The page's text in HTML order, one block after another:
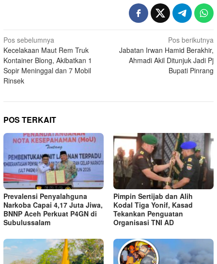
Navigasi
pos
Pos sebelumnya
Kecelakaan Maut Rem Truk
Kontainer Blong, Akibatkan 1
Sopir Meninggal dan 7 Mobil
Rinsek
Pos berikutnya
Jabatan Irwan Hamid Berakhir,
Ahmadi Akil Ditunjuk Jadi Pj
Bupati Pinrang
POS TERKAIT
Prevalensi Penyalahguna
Narkoba Capai 4,17 Juta Jiwa,
BNNP Aceh Perkuat P4GN di
Subulussalam
Pimpin Sertijab dan Alih
Kodal Tiga Yonif, Kasad
Tekankan Penguatan
Organisasi TNI AD